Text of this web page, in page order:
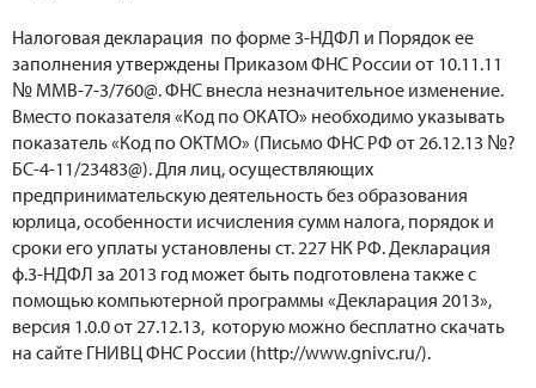
Налоговая декларация по форме 3-НДФЛ и Порядок ее
заполнения утверждены Приказом ФНС России от 10.11.11
№ ММВ-7-3/760@. ФНС внесла незначительное изменение.
Вместо показателя «Код по ОКАТО» необходимо указывать
показатель «Код по ОКТМО» (Письмо ФНС РФ от 26.12.13 №?
БС-4-11/23483@). Для лиц, осуществляющих
предпринимательскую деятельность без образования
юрлица, особенности исчисления сумм налога, порядок и
сроки его уплаты установлены ст. 227 НК РФ. Декларация
ф.3-НДФЛ за 2013 год может быть подготовлена также с
помощью компьютерной программы «Декларация 2013»,
версия 1.0.0 от 27.12.13, которую можно бесплатно скачать
на сайте ГНИВЦ ФНС России (http://www.gnivc.ru/).